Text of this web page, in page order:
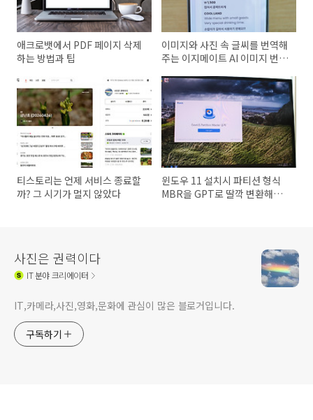
애크로뱃에서 PDF 페이지 삭제
하는 방법과 팁
이미지와 사진 속 글씨를 번역해
주는 이지메이트 AI 이미지 번역
티스토리는 언제 서비스 종료할
까? 그 시기가 멀지 않았다
윈도우 11 설치시 파티션 형식
MBR을 GPT로 딸깍 변환해주
사진은 권력이다
IT분야 크리에이터
IT,카메라,사진,영화,문화에 관심이 많은 블로거입니다.
구독하기